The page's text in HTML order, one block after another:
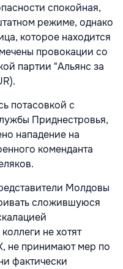
спокойная,
режиме, однако
которое находится
провокации со
партии "Альянс за
потасовкой с
Приднестровья,
нападение на
коменданта
Молдовы
сложившуюся
не хотят
не принимают мер по
фактически